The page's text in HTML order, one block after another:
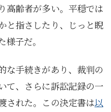
高齢者が多い。平穏では
と指さしたり、じっと睨
子だ。
な手続きがあり、裁判の
て、さらに訴訟記録の一
された。この決定書は以